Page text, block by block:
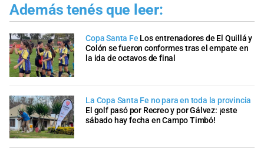
Además tenés que leer:
Copa Santa Fe Los entrenadores de El Quillá y
Colón se fueron conformes tras el empate en
la ida de octavos de final
La Copa Santa Fe no para en toda la provincia
El golf pasó por Recreo y por Gálvez: ¡este
sábado hay fecha en Campo Timbó!